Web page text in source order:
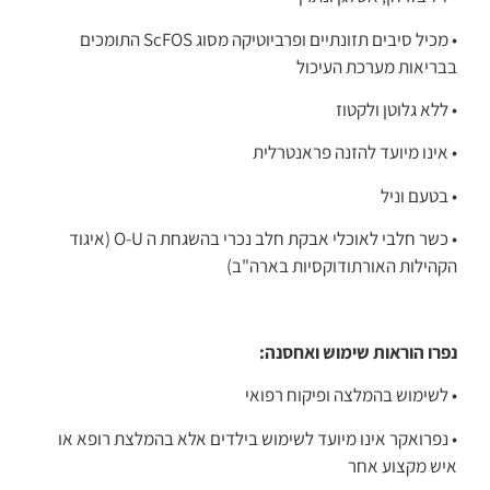
• מכיל סיבים תזונתיים ופרביוטיקה מסוג ScFOS התומכים
בבריאות מערכת העיכול
• ללא גלוטן ולקטוז
• אינו מיועד להזנה פראנטרלית
• בטעם וניל
• כשר חלבי לאוכלי אבקת חלב נכרי בהשגחת ה O-U (איגוד
הקהילות האורתודוקסיות בארה"ב)
נפרו הוראות שימוש ואחסנה:
• לשימוש בהמלצה ופיקוח רפואי
• נפרואקר אינו מיועד לשימוש בילדים אלא בהמלצת רופא או
איש מקצוע אחר